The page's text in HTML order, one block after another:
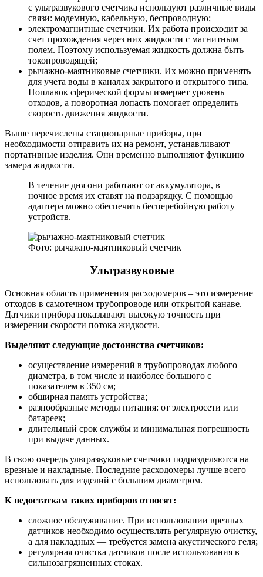
с ультразвукового счетчика используют различные виды
связи: модемную, кабельную, беспроводную;
электромагнитные счетчики. Их работа происходит за
счет прохождения через них жидкости с магнитным
полем. Поэтому используемая жидкость должна быть
токопроводящей;
рычажно-маятниковые счетчики. Их можно применять
для учета воды в каналах закрытого и открытого типа.
Поплавок сферической формы измеряет уровень
отходов, а поворотная лопасть помогает определить
скорость движения жидкости.
Выше перечислены стационарные приборы, при
необходимости отправить их на ремонт, устанавливают
портативные изделия. Они временно выполняют функцию
замера жидкости.
В течение дня они работают от аккумулятора, в
ночное время их ставят на подзарядку. С помощью
адаптера можно обеспечить бесперебойную работу
устройств.
Фото: рычажно-маятниковый счетчик
Ультразвуковые
Основная область применения расходомеров – это измерение
отходов в самотечном трубопроводе или открытой канаве.
Датчики прибора показывают высокую точность при
измерении скорости потока жидкости.
Выделяют следующие достоинства счетчиков:
осуществление измерений в трубопроводах любого
диаметра, в том числе и наиболее большого с
показателем в 350 см;
обширная память устройства;
разнообразные методы питания: от электросети или
батареек;
длительный срок службы и минимальная погрешность
при выдаче данных.
В свою очередь ультразвуковые счетчики подразделяются на
врезные и накладные. Последние расходомеры лучше всего
использовать для изделий с большим диаметром.
К недостаткам таких приборов относят:
сложное обслуживание. При использовании врезных
датчиков необходимо осуществлять регулярную очистку,
а для накладных — требуется замена акустического геля;
регулярная очистка датчиков после использования в
сильнозагрязненных стоках.